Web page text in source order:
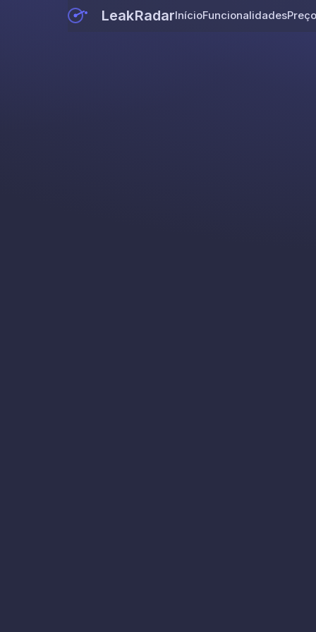
LeakRadarInícioFuncionalidades